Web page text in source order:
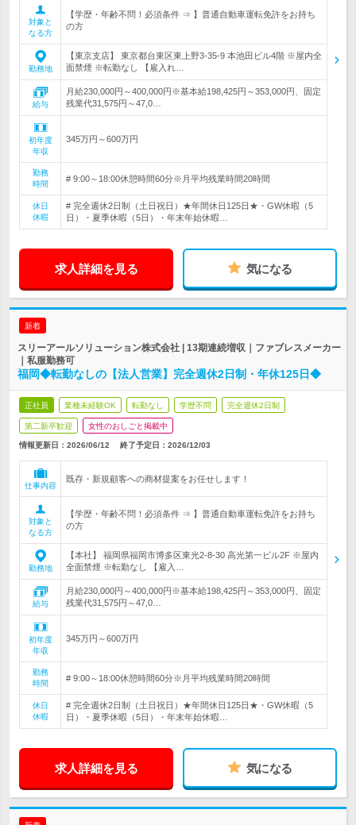
対象と
なる方
【学歴・年齢不問！必須条件 ⇒ 】普通自動車運転免許をお持ち
の方
勤務地
【東京支店】 東京都台東区東上野3-35-9 本池田ビル4階 ※屋内全
面禁煙 ※転勤なし 【雇入れ…
給与
月給230,000円～400,000円※基本給198,425円～353,000円、固定
残業代31,575円～47,0…
初年度
年収
345万円～600万円
勤務
時間
# 9:00～18:00休憩時間60分※月平均残業時間20時間
休日
休暇
# 完全週休2日制（土日祝日）★年間休日125日★・GW休暇（5
日）・夏季休暇（5日）・年末年始休暇…
求人詳細を見る 気になる
新着
スリーアールソリューション株式会社 | 13期連続増収｜ファブレスメーカー
｜私服勤務可
福岡◆転勤なしの【法人営業】完全週休2日制・年休125日◆
正社員 業種未経験OK 転勤なし 学歴不問 完全週休2日制
第二新卒歓迎 女性のおしごと掲載中
情報更新日：2026/06/12 終了予定日： 2026/12/03
仕事内容
既存・新規顧客への商材提案をお任せします！
対象と
なる方
【学歴・年齢不問！必須条件 ⇒ 】普通自動車運転免許をお持ち
の方
勤務地
【本社】 福岡県福岡市博多区東光2-8-30 高光第一ビル2F ※屋内
全面禁煙 ※転勤なし 【雇入…
給与
月給230,000円～400,000円※基本給198,425円～353,000円、固定
残業代31,575円～47,0…
初年度
年収
345万円～600万円
勤務
時間
# 9:00～18:00休憩時間60分※月平均残業時間20時間
休日
休暇
# 完全週休2日制（土日祝日）★年間休日125日★・GW休暇（5
日）・夏季休暇（5日）・年末年始休暇…
求人詳細を見る 気になる